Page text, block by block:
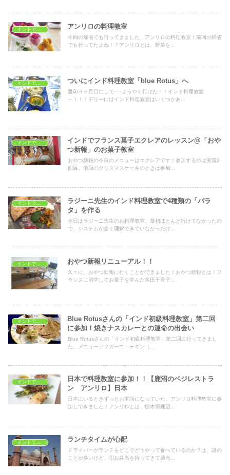
アンリロの料理教室
今回の帰省でも行ってきました、アンリロの料理教室！前回の帰省
でも行ってたよね！？アンリロとは、野菜を...
インドで料理教室 ついにインド料理教室「blue Rotus」へ
渡印５ヶ月目にして･･･ようやく行けた！！インド料理教室
～！！！デリーにはインド料理教室はいくつかあ...
インドで料理教室
インドでフランス菓子エクレアのレッスン@「おや
つ新報」のお菓子教室
おやつ新報の今日のメニューはエクレアです！参加するのは実質2
回目。前回のクリスマスケーキのときは参加...
インドで料理教室
ラジーニ先生のインド料理教室で4種類の「パラ
タ」を作る
今日はラジーニ先生のお料理教室。最初ほとんど行けてなかったの
で、システムが全く理解できていなかったけ...
インドで料理教室 おやつ新報リニューアル！！
久々に、おやつ新報に行くことができました！おやつ新報とは！フ
ランスに留学してお菓子を学んだ多田千香子...
Blue Rotusさんの「インド初級料理教室」第二回
に参加！焼きナスカレーとの運命の出会い
Blue Rotusさんの「インド初級料理教室」第二回に行ってきまし
た。メニューアフガーニ・チキン（...
日本で料理教室に参加！！【鹿沼のベジレストラ
ン アンリロ】日本
日本にいるときずっとお世話になっていた、アンリロ料理教室に参
加してきました！アンリロとは…栃木県鹿沼...
ランチタイムが心配
ドライバーがランチをどこでどうやって食べているのか？は、謎の
ことが多いけど、①お弁当を持ってきて適当...